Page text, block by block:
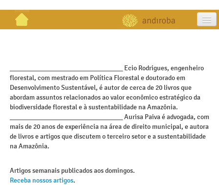
publicações
galeria
contato
_________________________________ Ecio Rodrigues, engenheiro
florestal, com mestrado em Política Florestal e doutorado em
Desenvolvimento Sustentável, é autor de cerca de 20 livros que
abordam assuntos relacionados ao valor econômico estratégico da
biodiversidade florestal e à sustentabilidade na Amazônia.
_________________________________ Aurisa Paiva é advogada, com
mais de 20 anos de experiência na área de direito municipal, e autora
de livros e artigos que discutem o terceiro setor e a sustentabilidade
na Amazônia.
Artigos semanais publicados aos domingos.
Receba nossos artigos.